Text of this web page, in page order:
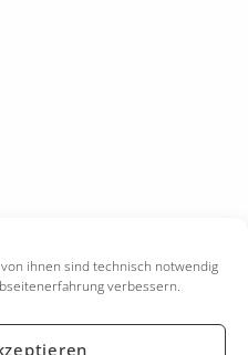
ihnen sind technisch notwendig
verbessern.